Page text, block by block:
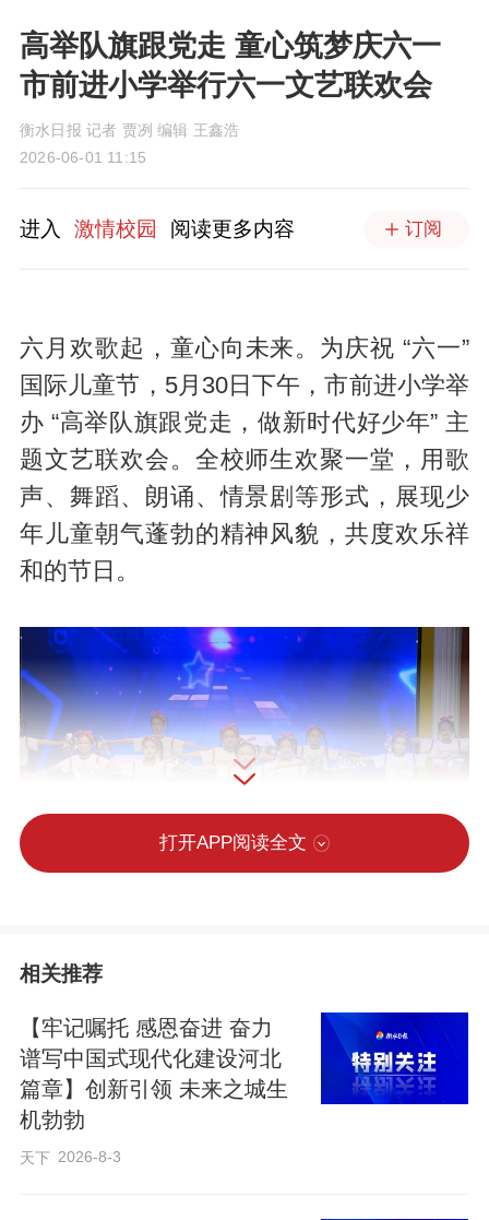
高举队旗跟党走 童心筑梦庆六一
市前进小学举行六一文艺联欢会
衡水日报 记者 贾冽 编辑 王鑫浩
2026-06-01 11:15
进入 激情校园 阅读更多内容 订阅
六月欢歌起，童心向未来。为庆祝 “六一”
国际儿童节，5月30日下午，市前进小学举
办 “高举队旗跟党走，做新时代好少年” 主
题文艺联欢会。全校师生欢聚一堂，用歌
声、舞蹈、朗诵、情景剧等形式，展现少
年儿童朝气蓬勃的精神风貌，共度欢乐祥
和的节日。
具红色教育、校园温情与青春活力。《星
星在闪烁》《又见南泥湾》《少年中国
说》等节目传承红色基因，引导学生铭记
革命历史、厚植家国情怀；《中华美少
年》《Yes! OK!》《快乐小马》舞姿灵
动、元气满满，尽显少年儿童的阳光自
打开APP阅读全文
相关推荐
【牢记嘱托 感恩奋进 奋力
谱写中国式现代化建设河北
篇章】创新引领 未来之城生
机勃勃
天下 2026-8-3